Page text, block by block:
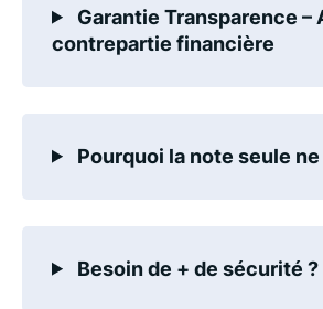
Garantie Transparence –
contrepartie financière
Pourquoi la note seule
Besoin de + de sécurité ?